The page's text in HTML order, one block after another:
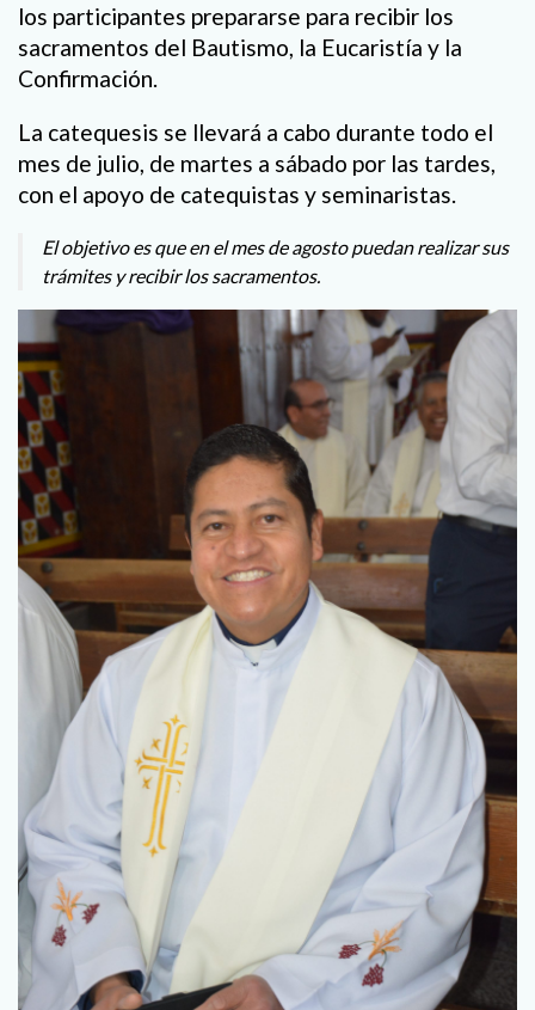
los participantes prepararse para recibir los
sacramentos del Bautismo, la Eucaristía y la
Confirmación.
La catequesis se llevará a cabo durante todo el
mes de julio, de martes a sábado por las tardes,
con el apoyo de catequistas y seminaristas.
El objetivo es que en el mes de agosto puedan realizar sus
trámites y recibir los sacramentos.